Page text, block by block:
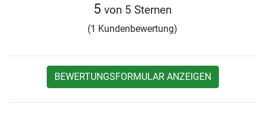
5 von 5 Sternen
(1 Kundenbewertung)
BEWERTUNGSFORMULAR ANZEIGEN